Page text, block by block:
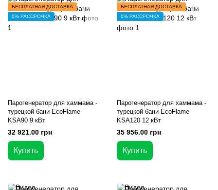
БЕСПЛАТНАЯ ДОСТАВКА
0% РАССРОЧКА
Парогенератор для хаммама -
турецкой бани EcoFlame
KSA90 9 кВт
32 921.00 грн
Купить
БЕСПЛАТНАЯ ДОСТАВКА
0% РАССРОЧКА
Парогенератор для хаммама -
турецкой бани EcoFlame
KSA120 12 кВт
35 956.00 грн
Купить